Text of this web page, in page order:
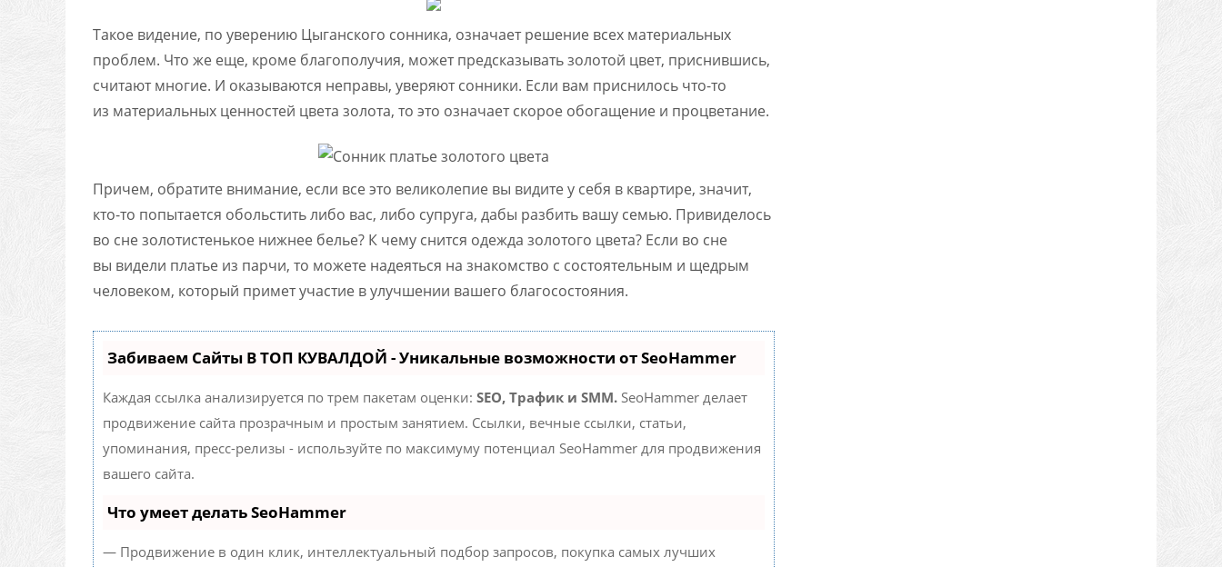
Такое видение, по уверению Цыганского сонника, означает решение всех материальных
проблем. Что же еще, кроме благополучия, может предсказывать золотой цвет, приснившись,
считают многие. И оказываются неправы, уверяют сонники. Если вам приснилось что-то
из материальных ценностей цвета золота, то это означает скорое обогащение и процветание.
Причем, обратите внимание, если все это великолепие вы видите у себя в квартире, значит,
кто-то попытается обольстить либо вас, либо супруга, дабы разбить вашу семью. Привиделось
во сне золотистенькое нижнее белье? К чему снится одежда золотого цвета? Если во сне
вы видели платье из парчи, то можете надеяться на знакомство с состоятельным и щедрым
человеком, который примет участие в улучшении вашего благосостояния.
Забиваем Сайты В ТОП КУВАЛДОЙ - Уникальные возможности от SeoHammer
Каждая ссылка анализируется по трем пакетам оценки: SEO, Трафик и SMM. SeoHammer делает
продвижение сайта прозрачным и простым занятием. Ссылки, вечные ссылки, статьи,
упоминания, пресс-релизы - используйте по максимуму потенциал SeoHammer для продвижения
вашего сайта.
Что умеет делать SeoHammer
— Продвижение в один клик, интеллектуальный подбор запросов, покупка самых лучших